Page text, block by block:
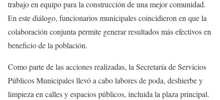
trabajo en equipo para la construcción de una mejor comunidad.
En este diálogo, funcionarios municipales coincidieron en que la
colaboración conjunta permite generar resultados más efectivos en
beneficio de la población.
Como parte de las acciones realizadas, la Secretaría de Servicios
Públicos Municipales llevó a cabo labores de poda, deshierbe y
limpieza en calles y espacios públicos, incluida la plaza principal.